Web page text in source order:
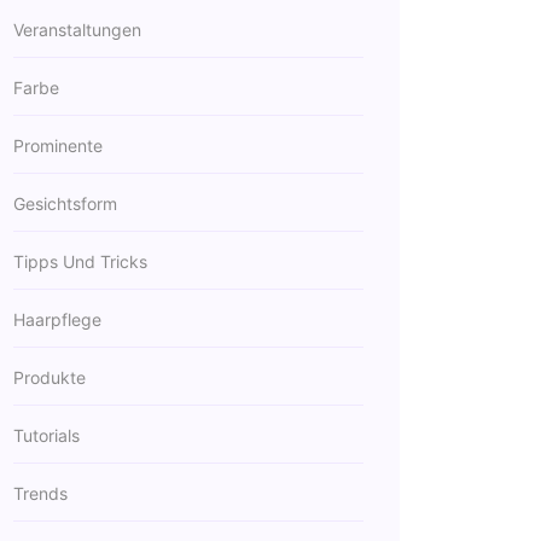
Veranstaltungen
Farbe
Prominente
Gesichtsform
Tipps Und Tricks
Haarpflege
Produkte
Tutorials
Trends